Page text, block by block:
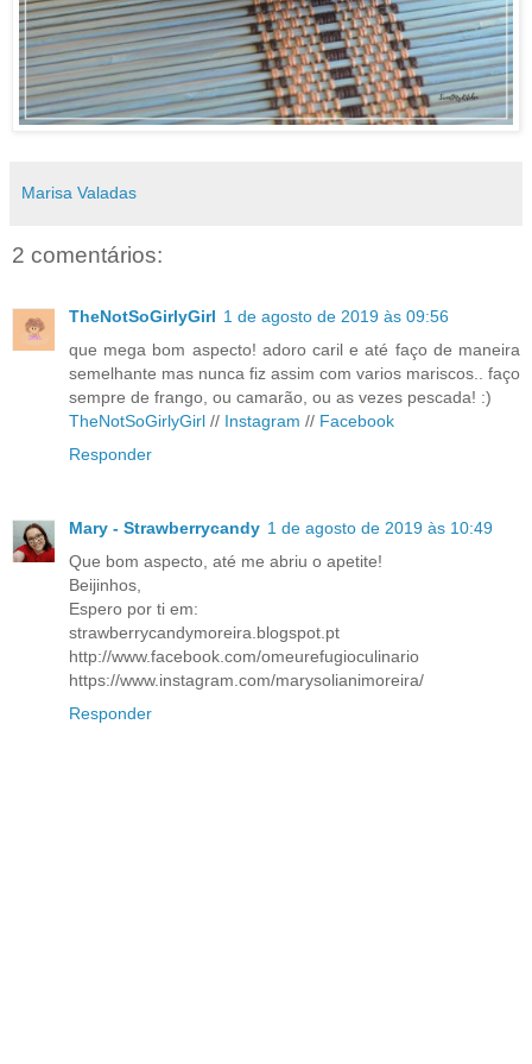
Marisa Valadas
2 comentários:
TheNotSoGirlyGirl 1 de agosto de 2019 às 09:56
que mega bom aspecto! adoro caril e até faço de maneira
semelhante mas nunca fiz assim com varios mariscos.. faço
sempre de frango, ou camarão, ou as vezes pescada! :)
TheNotSoGirlyGirl // Instagram // Facebook
Responder
Mary - Strawberrycandy 1 de agosto de 2019 às 10:49
Que bom aspecto, até me abriu o apetite!
Beijinhos,
Espero por ti em:
strawberrycandymoreira.blogspot.pt
http://www.facebook.com/omeurefugioculinario
https://www.instagram.com/marysolianimoreira/
Responder